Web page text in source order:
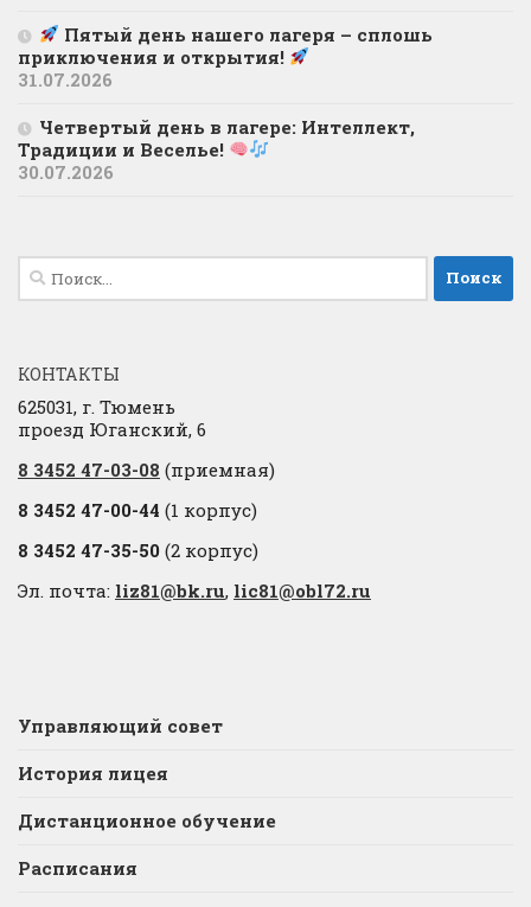
Пятый день нашего лагеря – сплошь
приключения и открытия!
31.07.2026
Четвертый день в лагере: Интеллект,
Традиции и Веселье!
30.07.2026
Найти:
КОНТАКТЫ
625031, г. Тюмень
проезд Юганский, 6
8 3452 47-03-08 (приемная)
8 3452 47-00-44 (1 корпус)
8 3452 47-35-50 (2 корпус)
Эл. почта: liz81@bk.ru, lic81@obl72.ru
Управляющий совет
История лицея
Дистанционное обучение
Расписания